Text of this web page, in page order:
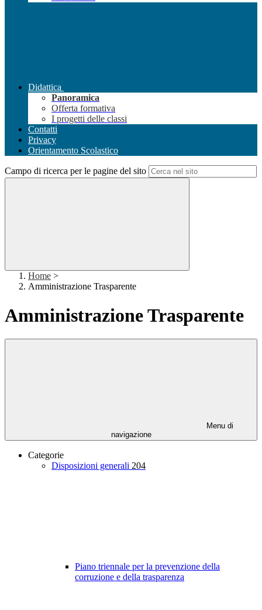
Didattica
Panoramica
Offerta formativa
I progetti delle classi
Contatti
Privacy
Orientamento Scolastico
Campo di ricerca per le pagine del sito
Home >
Amministrazione Trasparente
Amministrazione Trasparente
Menu di
navigazione
Categorie
Disposizioni generali 204
Piano triennale per la prevenzione della
corruzione e della trasparenza